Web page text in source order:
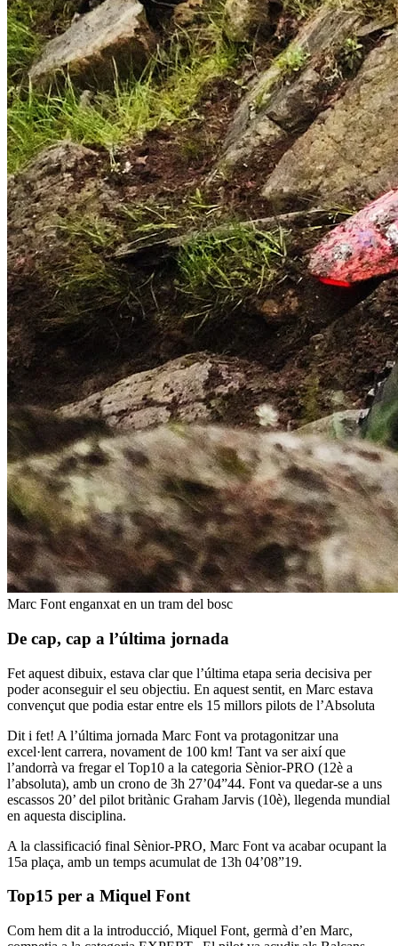
Marc Font enganxat en un tram del bosc
De cap, cap a l’última jornada
Fet aquest dibuix, estava clar que l’última etapa seria decisiva per
poder aconseguir el seu objectiu. En aquest sentit, en Marc estava
convençut que podia estar entre els 15 millors pilots de l’Absoluta
Dit i fet! A l’última jornada Marc Font va protagonitzar una
excel·lent carrera, novament de 100 km! Tant va ser així que
l’andorrà va fregar el Top10 a la categoria Sènior-PRO (12è a
l’absoluta), amb un crono de 3h 27’04”44. Font va quedar-se a uns
escassos 20’ del pilot britànic Graham Jarvis (10è), llegenda mundial
en aquesta disciplina.
A la classificació final Sènior-PRO, Marc Font va acabar ocupant la
15a plaça, amb un temps acumulat de 13h 04’08”19.
Top15 per a Miquel Font
Com hem dit a la introducció, Miquel Font, germà d’en Marc,